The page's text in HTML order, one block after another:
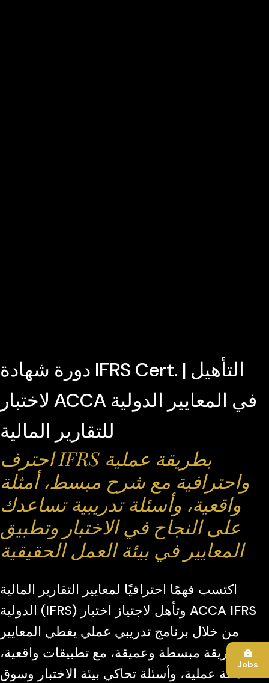
دورة شهادة IFRS Cert. | التأهيل
لاختبار ACCA في المعايير الدولية
للتقارير المالية
احترف IFRS بطريقة عملية
واحترافية مع شرح مبسط، أمثلة
واقعية، وأسئلة تدريبية تساعدك
على النجاح في الاختبار وتطبيق
المعايير في بيئة العمل الحقيقية
اكتسب فهمًا احترافيًا لمعايير التقارير المالية
الدولية (IFRS) وتأهل لاجتياز اختبار ACCA IFRS
من خلال برنامج تدريبي عملي يغطي المعايير
بطريقة مبسطة وعميقة، مع تطبيقات واقعية،
أمثلة عملية، وأسئلة تحاكي بيئة الاختبار وسوق
Jobs